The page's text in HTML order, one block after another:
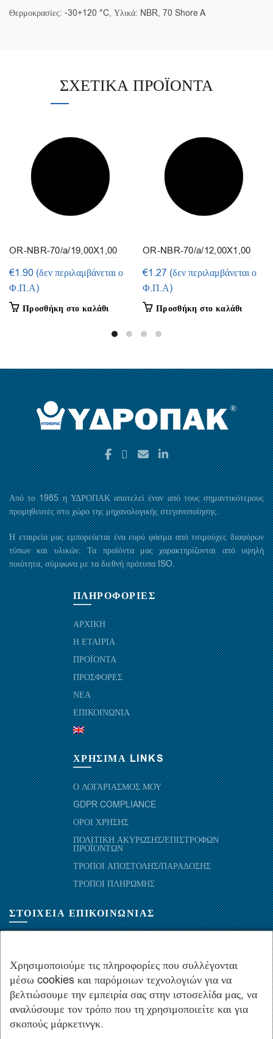
Θερμοκρασίες: -30+120 °C, Υλικά: NBR, 70 Shore A
ΣΧΕΤΙΚΆ ΠΡΟΪΌΝΤΑ
OR-NBR-70/a/19,00X1,00
(συσκευασία 50τμ.)
€1.90 (δεν περιλαμβάνεται ο
Φ.Π.Α)
Προσθήκη στο καλάθι
OR-NBR-70/a/12,00X1,00
(συσκευασία 50τμ.)
€1.27 (δεν περιλαμβάνεται ο
Φ.Π.Α)
Προσθήκη στο καλάθι
Από το 1985 η ΥΔΡΟΠΑΚ αποτελεί έναν από τους σημαντικότερους
προμηθευτές στο χώρο της μηχανολογικής στεγανοποίησης.
Η εταιρεία μας εμπορεύεται ένα ευρύ φάσμα από τσιμούχες διαφόρων
τύπων και υλικών. Τα προϊόντα μας χαρακτηρίζονται από υψηλή
ποιότητα, σύμφωνα με τα διεθνή πρότυπα ISO.
ΠΛΗΡΟΦΟΡΙΕΣ
ΑΡΧΙΚΗ
Η ΕΤΑΙΡΙΑ
ΠΡΟΪΟΝΤΑ
ΠΡΟΣΦΟΡΕΣ
ΝΕΑ
ΕΠΙΚΟΙΝΩΝΙΑ
ΧΡΗΣΙΜΑ LINKS
Ο ΛΟΓΑΡΙΑΣΜΟΣ ΜΟΥ
GDPR COMPLIANCE
ΟΡΟΙ ΧΡΗΣΗΣ
ΠΟΛΙΤΙΚΗ ΑΚΥΡΩΣΗΣ/ΕΠΙΣΤΡΟΦΩΝ
ΠΡΟΪΟΝΤΩΝ
ΤΡΟΠΟΙ ΑΠΟΣΤΟΛΗΣ/ΠΑΡΑΔΟΣΗΣ
ΤΡΟΠΟΙ ΠΛΗΡΩΜΗΣ
ΣΤΟΙΧΕΙΑ ΕΠΙΚΟΙΝΩΝΙΑΣ
+30.210-5143367,+30.210-5154659,+30.210-5147842
+30.210-5133976
info@hydropac.gr
Δευτ. εως Παρ.: 08:00 - 16:00
Χρησιμοποιούμε τις πληροφορίες που συλλέγονται
μέσω cookies και παρόμοιων τεχνολογιών για να
βελτιώσουμε την εμπειρία σας στην ιστοσελίδα μας, να
αναλύσουμε τον τρόπο που τη χρησιμοποιείτε και για
σκοπούς μάρκετινγκ.